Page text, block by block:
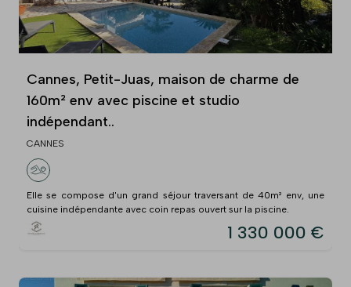
Cannes, Petit-Juas, maison de charme de
160m² env avec piscine et studio
indépendant..
CANNES
Elle se compose d'un grand séjour traversant de 40m² env, une
cuisine indépendante avec coin repas ouvert sur la piscine.
1 330 000 €